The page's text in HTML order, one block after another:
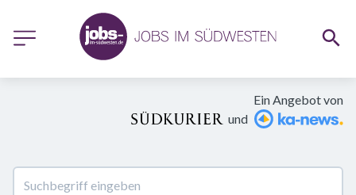
Ein Angebot von
und